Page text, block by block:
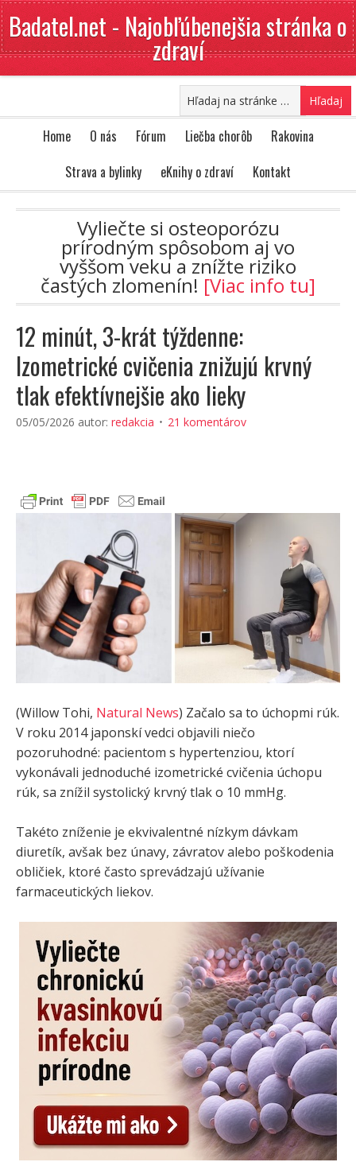
Badatel.net - Najobľúbenejšia stránka o
zdraví
Home O nás Fórum Liečba chorôb
Rakovina
Strava a bylinky
eKnihy o zdraví Kontakt
Vyliečte si osteoporózu
prírodným spôsobom aj vo
vyššom veku a znížte riziko
častých zlomenín! [Viac info tu]
12 minút, 3-krát týždenne:
Izometrické cvičenia znižujú krvný
tlak efektívnejšie ako lieky
05/05/2026 autor: redakcia 21 komentárov
(Willow Tohi, Natural News) Začalo sa to úchopmi rúk.
V roku 2014 japonskí vedci objavili niečo
pozoruhodné: pacientom s hypertenziou, ktorí
vykonávali jednoduché izometrické cvičenia úchopu
rúk, sa znížil systolický krvný tlak o 10 mmHg.
Takéto zníženie je ekvivalentné nízkym dávkam
diuretík, avšak bez únavy, závratov alebo poškodenia
obličiek, ktoré často sprevádzajú užívanie
farmaceutických liekov.